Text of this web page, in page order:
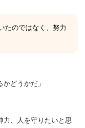
たのではなく、努力
どうかだ」
力、人を守りたいと思